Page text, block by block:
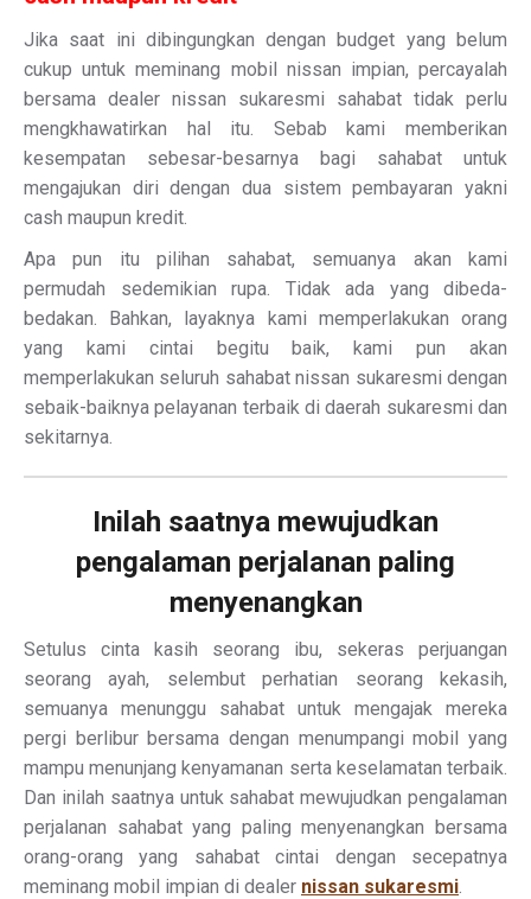
Jika saat ini dibingungkan dengan budget yang belum
cukup untuk meminang mobil nissan impian, percayalah
bersama dealer nissan sukaresmi sahabat tidak perlu
mengkhawatirkan hal itu. Sebab kami memberikan
kesempatan sebesar-besarnya bagi sahabat untuk
mengajukan diri dengan dua sistem pembayaran yakni
cash maupun kredit.
Apa pun itu pilihan sahabat, semuanya akan kami
permudah sedemikian rupa. Tidak ada yang dibeda-
bedakan. Bahkan, layaknya kami memperlakukan orang
yang kami cintai begitu baik, kami pun akan
memperlakukan seluruh sahabat nissan sukaresmi dengan
sebaik-baiknya pelayanan terbaik di daerah sukaresmi dan
sekitarnya.
Inilah saatnya mewujudkan
pengalaman perjalanan paling
menyenangkan
Setulus cinta kasih seorang ibu, sekeras perjuangan
seorang ayah, selembut perhatian seorang kekasih,
semuanya menunggu sahabat untuk mengajak mereka
pergi berlibur bersama dengan menumpangi mobil yang
mampu menunjang kenyamanan serta keselamatan terbaik.
Dan inilah saatnya untuk sahabat mewujudkan pengalaman
perjalanan sahabat yang paling menyenangkan bersama
orang-orang yang sahabat cintai dengan secepatnya
meminang mobil impian di dealer nissan sukaresmi